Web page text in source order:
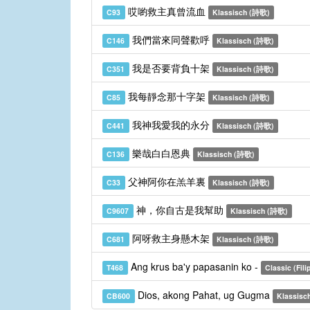
C93 哎喲救主真曾流血 Klassisch (詩歌)
C146 我們當來同聲歡呼 Klassisch (詩歌)
C351 我是否要背負十架 Klassisch (詩歌)
C85 我每靜念那十字架 Klassisch (詩歌)
C441 我神我愛我的永分 Klassisch (詩歌)
C136 樂哉白白恩典 Klassisch (詩歌)
C33 父神阿你在羔羊裏 Klassisch (詩歌)
C9607 神，你自古是我幫助 Klassisch (詩歌)
C681 阿呀救主身懸木架 Klassisch (詩歌)
T468 Ang krus ba'y papasanin ko - Classic
CB600 Dios, akong Pahat, ug Gugma